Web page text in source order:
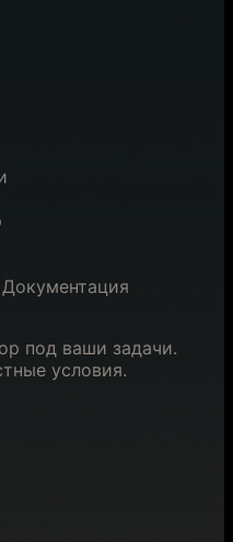
под ваши задачи.
условия.